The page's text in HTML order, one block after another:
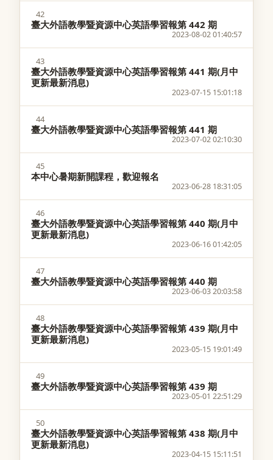
42
臺大外語教學暨資源中心英語學習報第 442 期
2023-08-02 01:40:57
43
臺大外語教學暨資源中心英語學習報第 441 期(月中
更新最新消息)
2023-07-15 15:01:18
44
臺大外語教學暨資源中心英語學習報第 441 期
2023-07-02 02:10:30
45
本中心暑期新開課程，歡迎報名
2023-06-28 18:31:05
46
臺大外語教學暨資源中心英語學習報第 440 期(月中
更新最新消息)
2023-06-16 01:42:05
47
臺大外語教學暨資源中心英語學習報第 440 期
2023-06-03 20:03:58
48
臺大外語教學暨資源中心英語學習報第 439 期(月中
更新最新消息)
2023-05-15 19:01:49
49
臺大外語教學暨資源中心英語學習報第 439 期
2023-05-01 22:51:29
50
臺大外語教學暨資源中心英語學習報第 438 期(月中
更新最新消息)
2023-04-15 15:11:51